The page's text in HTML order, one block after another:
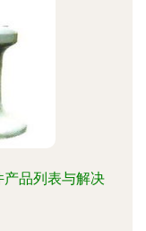
品列表与解决